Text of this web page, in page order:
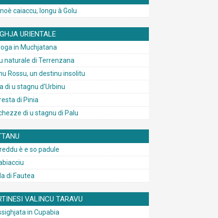
caiaccu, longu à Golu
URIENTALE
in Muchjatana
naturale di Terrenzana
Rossu, un destinu insolitu
di u stagnu d’Urbinu
di Pinia
di u stagnu di Palu
è e so padule
di Fautea
VALINCU TARAVU
in Cupabia